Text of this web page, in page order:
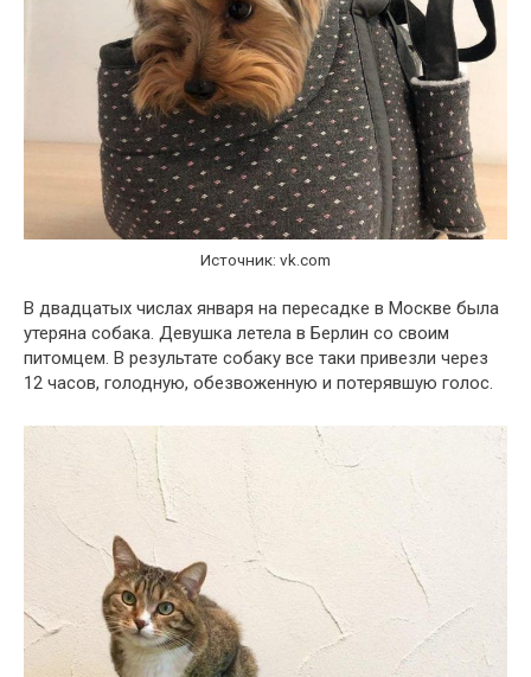
Источник: vk.com
В двадцатых числах января на пересадке в Москве была
утеряна собака. Девушка летела в Берлин со своим
питомцем. В результате собаку все таки привезли через
12 часов, голодную, обезвоженную и потерявшую голос.